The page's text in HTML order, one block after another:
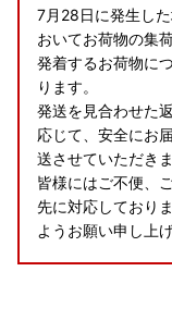
7月28日に発生し
おいてお荷物の集
発着するお荷物に
ります。
発送を見合わせた
応じて、安全にお
送させていただきま
皆様にはご不便、
先に対応しており
ようお願い申し上げ
※ワンストップ特